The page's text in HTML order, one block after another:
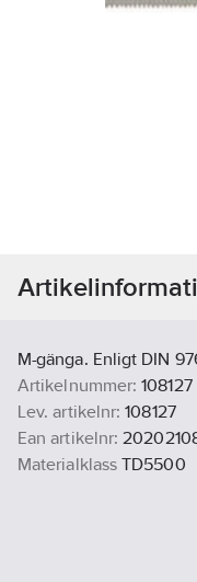
M-gänga. Enligt DIN
Artikelnummer: 108127
Lev. artikelnr: 108127
Ean artikelnr:
Materialklass TD5500